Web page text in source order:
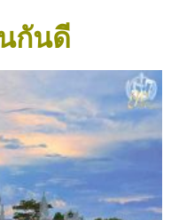
กันดี